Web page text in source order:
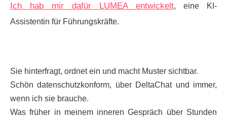
Ich hab mir dafür LUMEA entwickelt, eine KI-
Assistentin für Führungskräfte.
Sie hinterfragt, ordnet ein und macht Muster sichtbar.
Schön datenschutzkonform, über DeltaChat und immer,
wenn ich sie brauche.
Was früher in meinem inneren Gespräch über Stunden